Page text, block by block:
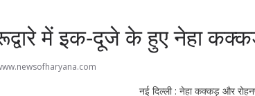
में इक-दूजे के हुए नेहा
नई दिल्ली : नेहा कक्कड़ और